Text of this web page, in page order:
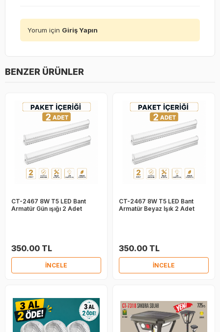
Yorum için Giriş Yapın
BENZER ÜRÜNLER
CT-2467 8W T5 LED Bant
Armatür Gün ışığı 2 Adet
350.00 TL
İNCELE
CT-2467 8W T5 LED Bant
Armatür Beyaz Işık 2 Adet
350.00 TL
İNCELE